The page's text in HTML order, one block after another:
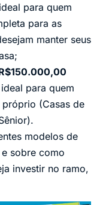
para quem
para as
manter seus
para quem
(Casas de
modelos de
sobre como
investir no ramo,